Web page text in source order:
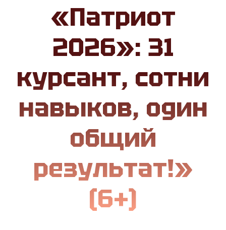
«Патриот
2026»: 31
курсант, сотни
навыков, один
общий
результат!»
(6+)